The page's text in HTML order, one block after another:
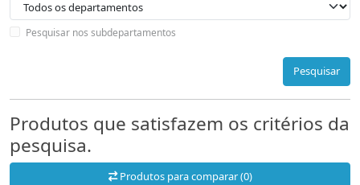
Pesquisar nos subdepartamentos
Pesquisar
Produtos que satisfazem os critérios da
pesquisa.
Produtos para comparar (0)